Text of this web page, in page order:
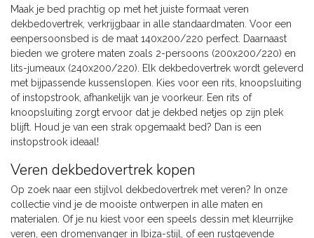
Maak je bed prachtig op met het juiste formaat veren
dekbedovertrek, verkrijgbaar in alle standaardmaten. Voor een
eenpersoonsbed is de maat 140x200/220 perfect. Daarnaast
bieden we grotere maten zoals 2-persoons (200x200/220) en
lits-jumeaux (240x200/220). Elk dekbedovertrek wordt geleverd
met bijpassende kussenslopen. Kies voor een rits, knoopsluiting
of instopstrook, afhankelijk van je voorkeur. Een rits of
knoopsluiting zorgt ervoor dat je dekbed netjes op zijn plek
blijft. Houd je van een strak opgemaakt bed? Dan is een
instopstrook ideaal!
Veren dekbedovertrek kopen
Op zoek naar een stijlvol dekbedovertrek met veren? In onze
collectie vind je de mooiste ontwerpen in alle maten en
materialen. Of je nu kiest voor een speels dessin met kleurrijke
veren, een dromenvanger in Ibiza-stijl, of een rustgevende